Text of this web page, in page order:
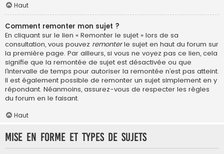
Haut
Comment remonter mon sujet ?
En cliquant sur le lien « Remonter le sujet » lors de sa
consultation, vous pouvez remonterle sujet en haut du forum sur
la première page. Par ailleurs, si vous ne voyez pas ce lien, cela
signifie que la remontée de sujet est désactivée ou que
l’intervalle de temps pour autoriser la remontée n’est pas atteint.
Il est également possible de remonter un sujet simplement en y
répondant. Néanmoins, assurez-vous de respecter les règles
du forum en le faisant.
Haut
Mise en forme et types de sujets